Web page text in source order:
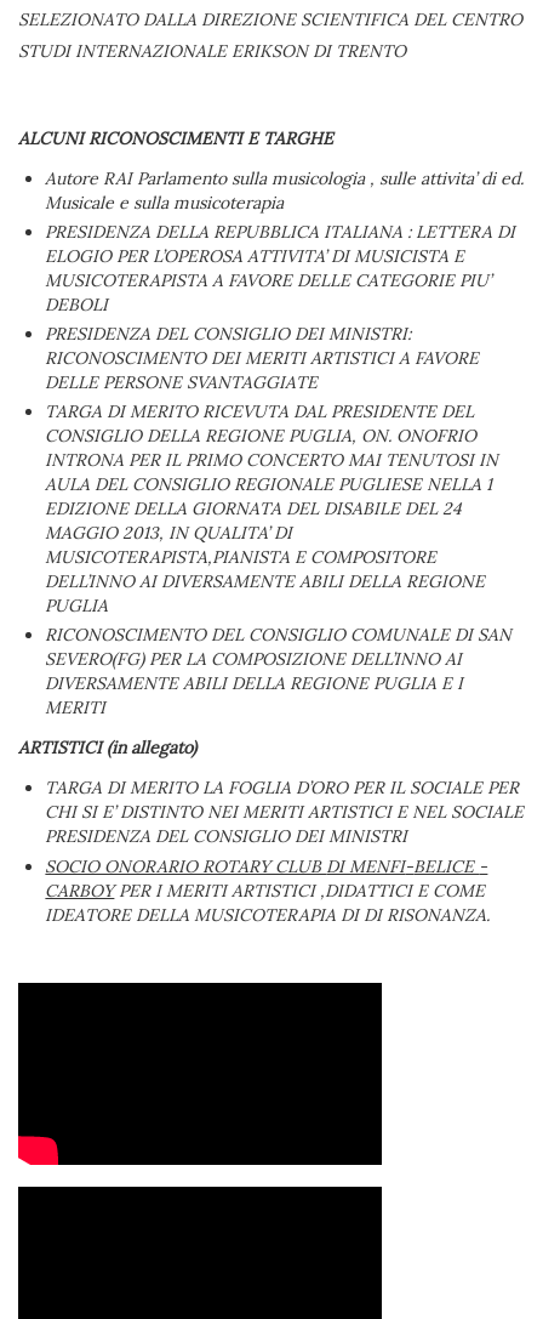
SELEZIONATO DALLA DIREZIONE SCIENTIFICA DEL CENTRO
STUDI INTERNAZIONALE ERIKSON DI TRENTO
ALCUNI RICONOSCIMENTI E TARGHE
Autore RAI Parlamento sulla musicologia , sulle attivita’ di ed.
Musicale e sulla musicoterapia
PRESIDENZA DELLA REPUBBLICA ITALIANA : LETTERA DI
ELOGIO PER L’OPEROSA ATTIVITA’ DI MUSICISTA E
MUSICOTERAPISTA A FAVORE DELLE CATEGORIE PIU’
DEBOLI
PRESIDENZA DEL CONSIGLIO DEI MINISTRI:
RICONOSCIMENTO DEI MERITI ARTISTICI A FAVORE
DELLE PERSONE SVANTAGGIATE
TARGA DI MERITO RICEVUTA DAL PRESIDENTE DEL
CONSIGLIO DELLA REGIONE PUGLIA, ON. ONOFRIO
INTRONA PER IL PRIMO CONCERTO MAI TENUTOSI IN
AULA DEL CONSIGLIO REGIONALE PUGLIESE NELLA 1
EDIZIONE DELLA GIORNATA DEL DISABILE DEL 24
MAGGIO 2013, IN QUALITA’ DI
MUSICOTERAPISTA,PIANISTA E COMPOSITORE
DELL’INNO AI DIVERSAMENTE ABILI DELLA REGIONE
PUGLIA
RICONOSCIMENTO DEL CONSIGLIO COMUNALE DI SAN
SEVERO(FG) PER LA COMPOSIZIONE DELL’INNO AI
DIVERSAMENTE ABILI DELLA REGIONE PUGLIA E I
MERITI
ARTISTICI (in allegato)
TARGA DI MERITO LA FOGLIA D’ORO PER IL SOCIALE PER
CHI SI E’ DISTINTO NEI MERITI ARTISTICI E NEL SOCIALE
PRESIDENZA DEL CONSIGLIO DEI MINISTRI
SOCIO ONORARIO ROTARY CLUB DI MENFI-BELICE -
CARBOYPER I MERITI ARTISTICI ,DIDATTICI E COME
IDEATORE DELLA MUSICOTERAPIA DI DI RISONANZA.